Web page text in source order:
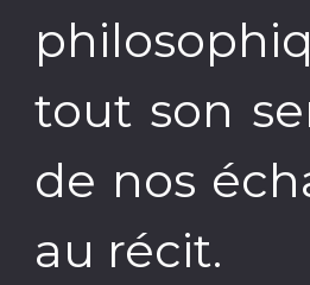
tout son
de nos
au récit.